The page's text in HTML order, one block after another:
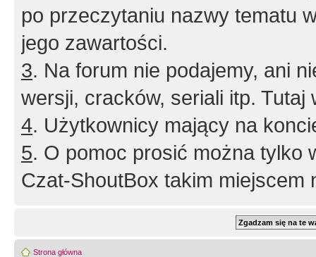
po przeczytaniu nazwy tematu
jego zawartości.
3. Na forum nie podajemy, ani
wersji, cracków, seriali itp. Tutaj
4. Użytkownicy mający na
5. O pomoc prosić można tylko
Czat-ShoutBox takim miejscem
Strona główna